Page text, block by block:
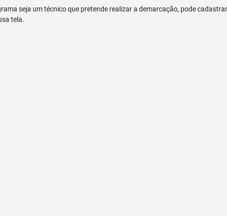
seja um técnico que pretende realizar a demarcação, pode
tela.